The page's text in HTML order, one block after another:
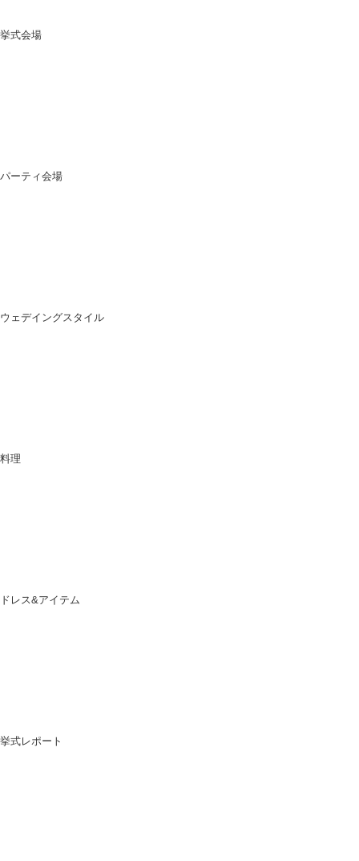
挙式会場
パーティ会場
ウェデイングスタイル
料理
ドレス&アイテム
挙式レポート